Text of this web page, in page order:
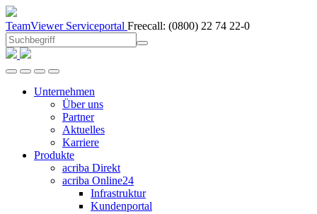
TeamViewer Serviceportal Freecall: (0800) 22 74 22-0
Unternehmen
Über uns
Partner
Aktuelles
Karriere
Produkte
acriba Direkt
acriba Online24
Infrastruktur
Kundenportal